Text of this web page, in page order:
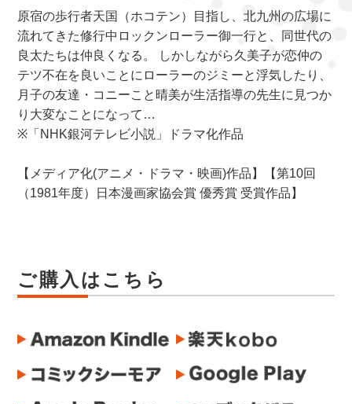
原宿の歩行者天国（ホコテン）目指し、北九州の広場に
流れてきた修行中ロックンローラー御一行と、同世代の
良太たちは仲良くなる。 しかしながら久美子が恋仲の
テツ不在を良いことにローラーのジミーと浮気したり、
月子の友達・コニーこと晴美が生活指導の先生に見つか
り大変なことになって…
※「NHK銀河テレビ小説」ドラマ化作品
【メディア化(アニメ・ドラマ・映画)作品】【第10回
（1981年度）日本漫画家協会賞 優秀賞 受賞作品】
ご購入はこちら